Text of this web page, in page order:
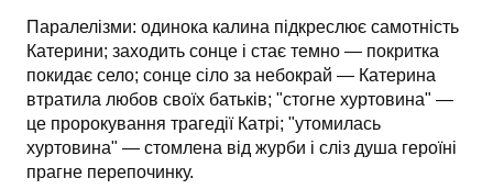
Паралелізми: одинока калина підкреслює самотність
Катерини; заходить сонце і стає темно — покритка
покидає село; сонце сіло за небокрай — Катерина
втратила любов своїх батьків; "стогне хуртовина" —
це пророкування трагедії Катрі; "утомилась
хуртовина" — стомлена від журби і сліз душа героїні
прагне перепочинку.